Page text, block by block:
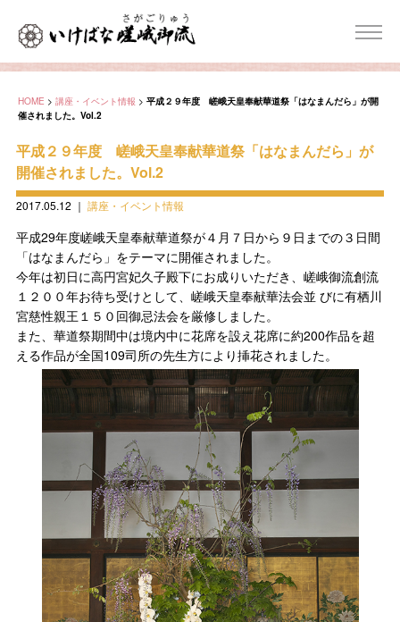
HOME > 講座・イベント情報 > 平成２９年度 嵯峨天皇奉献華道祭「はなまんだら」が開
催されました。Vol.2
平成２９年度 嵯峨天皇奉献華道祭「はなまんだら」が
開催されました。Vol.2
2017.05.12 ｜ 講座・イベント情報
平成29年度嵯峨天皇奉献華道祭が４月７日から９日までの３日間
「はなまんだら」をテーマに開催されました。
今年は初日に高円宮妃久子殿下にお成りいただき、嵯峨御流創流
１２００年お待ち受けとして、嵯峨天皇奉献華法会並 びに有栖川
宮慈性親王１５０回御忌法会を厳修しました。
また、華道祭期間中は境内中に花席を設え花席に約200作品を超
える作品が全国109司所の先生方により挿花されました。